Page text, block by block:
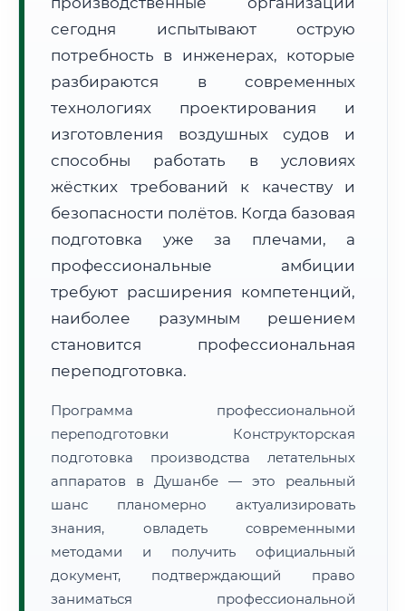
Расчет логистики оригиналов:
• Маршрут транзита:~2 119 км
• Экспресс-доставка СДЭК / Почтой:
📜 Документы и аккредитация ФИС ФРДО
Нажмите на документ для увеличения и просмотра
сегодня испытывают острую
потребность в инженерах, которые
разбираются в современных
технологиях проектирования и
изготовления воздушных судов и
способны работать в условиях
жёстких требований к качеству и
безопасности полётов. Когда базовая
подготовка уже за плечами, а
профессиональные амбиции
требуют расширения компетенций,
наиболее разумным решением
становится профессиональная
переподготовка.
Программа профессиональной
переподготовки Конструкторская
подготовка производства летательных
аппаратов в Душанбе — это реальный
шанс планомерно актуализировать
знания, овладеть современными
методами и получить официальный
документ, подтверждающий право
заниматься профессиональной